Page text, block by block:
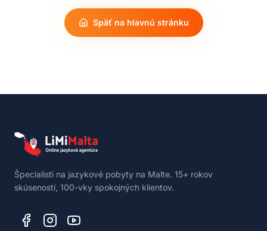
Späť na hlavnú stránku
Špecialisti na jazykové pobyty na Malte. 15+ rokov
skúseností, 100-vky spokojných klientov.